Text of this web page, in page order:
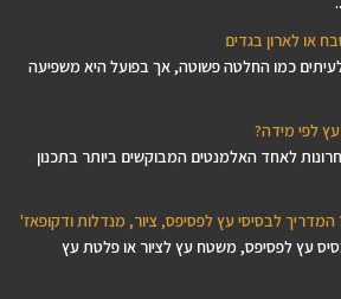
או לארון בגדים
כמו החלטה פשוטה, אך בפועל היא משפיעה
לפי מידה?
לאחד האלמנטים המבוקשים ביותר בתכנון
המדריך לבסיסי עץ לפסיפס, ציור, מנדלות ודקופאז'
עץ לפסיפס, משטח עץ לציור או פלטת עץ